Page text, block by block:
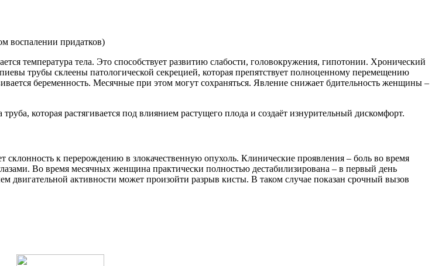
воспалении придатков)
температура тела. Это способствует развитию слабости, головокружения, гипотонии. Хронический
трубы склеены патологической секрецией, которая препятствует полноценному перемещению
беременность. Месячные при этом могут сохраняться. Явление снижает бдительность женщины –
которая растягивается под влиянием растущего плода и создаёт изнурительный дискомфорт.
склонность к перерождению в злокачественную опухоль. Клинические проявления – боль во время
Во время месячных женщина практически полностью дестабилизирована – в первый день
двигательной активности может произойти разрыв кисты. В таком случае показан срочный вызов